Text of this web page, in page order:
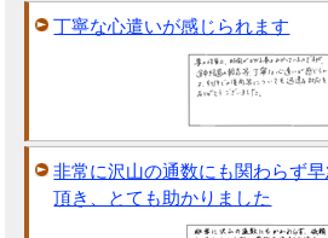
丁寧な心遣いが感じられます
非常に沢山の通数にも関わらず
頂き、とても助かりました